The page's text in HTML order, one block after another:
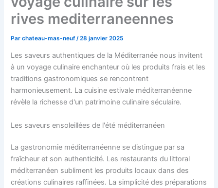
rives mediterraneennes
Parchateau-mas-neuf /28 janvier 2025
Les saveurs authentiques de la Méditerranée nous invitent
à un voyage culinaire enchanteur où les produits frais et les
traditions gastronomiques se rencontrent
harmonieusement. La cuisine estivale méditerranéenne
révèle la richesse d'un patrimoine culinaire séculaire.
Les saveurs ensoleillées de l'été méditerranéen
La gastronomie méditerranéenne se distingue par sa
fraîcheur et son authenticité. Les restaurants du littoral
méditerranéen subliment les produits locaux dans des
créations culinaires raffinées. La simplicité des préparations